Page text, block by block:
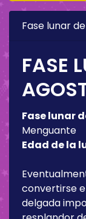
Fase lunar
FASE
Fase lunar
Menguante
Edad de la
convertirse
delgada